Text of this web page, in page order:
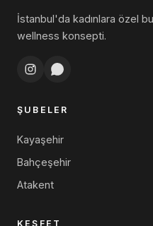
İstanbul'da kadınlara özel
wellness konsepti.
ŞUBELER
Kayaşehir
Bahçeşehir
Atakent
KEŞFET